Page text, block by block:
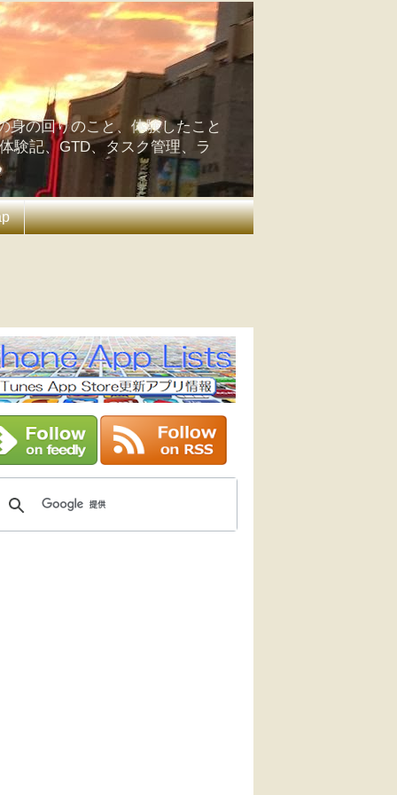
の回りのこと、体験したこと
験記、GTD、タスク管理、ラ